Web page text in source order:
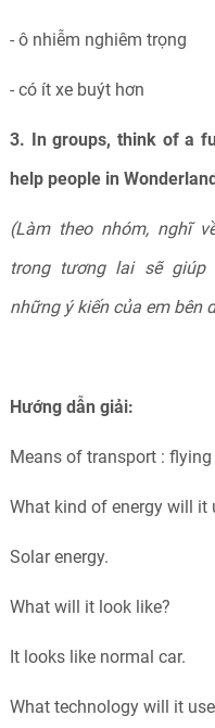
- ô nhiễm nghiêm trọng
- có ít xe buýt hơn
3. In groups, think of a
help people in
(Làm theo nhóm, nghĩ
trong tương lai sẽ giúp
những ý kiến của em bên
Hướng dẫn giải:
Means of transport :
What kind of energy will it
Solar energy.
What will it look like?
It looks like normal car.
What technology will it